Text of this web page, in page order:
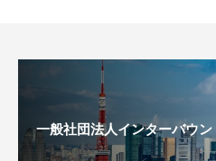
一般社団法人インターバウ